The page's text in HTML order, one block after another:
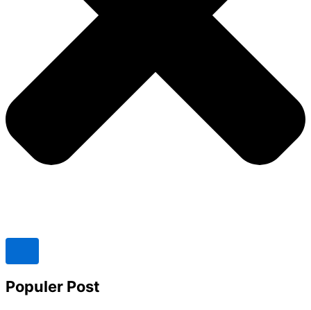
Populer Post